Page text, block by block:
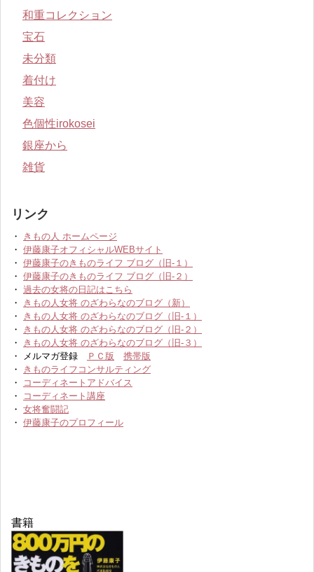
和重コレクション
宝石
未分類
着付け
美容
色個性irokosei
銀座から
雑貨
リンク
・
きもの人 ホームページ
・ 伊藤康子オフィシャルWEBサイト
・ 伊藤康子のきものライフ ブログ（旧-１）
・ 伊藤康子のきものライフ ブログ（旧-２）
・ 過去の女将の日記はこちら
・
きもの人女将 のざわらなのブログ（新）
・
きもの人女将 のざわらなのブログ（旧-１）
・
きもの人女将 のざわらなのブログ（旧-２）
・
きもの人女将 のざわらなのブログ（旧-３）
・ メルマガ登録
ＰＣ版
携帯版
・
きものライフコンサルティング
・
コーディネートアドバイス
・
コーディネート講座
・ 女将奮闘記
・ 伊藤康子のプロフィール
書籍